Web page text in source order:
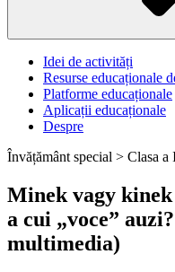
Idei de activități
Resurse educaționale
Platforme educaționale
Aplicații educaționale
Despre
Învățământ special > Clasa a
Minek vagy
a cui „voce”
multimedia)